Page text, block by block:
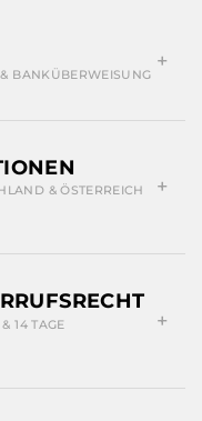
BANKÜBERWEISUNG
& ÖSTERREICH
14 TAGE